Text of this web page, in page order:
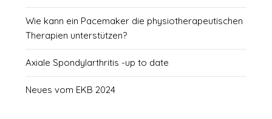
Wie kann ein Pacemaker die physiotherapeutischen
Therapien unterstützen?
Axiale Spondylarthritis -up to date
Neues vom EKB 2024